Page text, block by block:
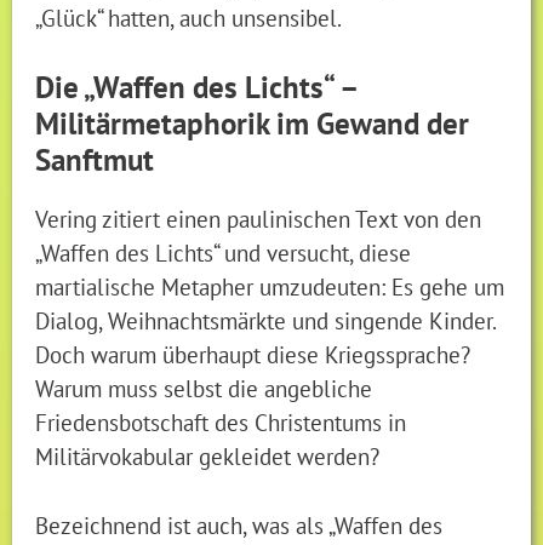
„Glück“ hatten, auch unsensibel.
Die „Waffen des Lichts“ –
Militärmetaphorik im Gewand der
Sanftmut
Vering zitiert einen paulinischen Text von den
„Waffen des Lichts“ und versucht, diese
martialische Metapher umzudeuten: Es gehe um
Dialog, Weihnachtsmärkte und singende Kinder.
Doch warum überhaupt diese Kriegssprache?
Warum muss selbst die angebliche
Friedensbotschaft des Christentums in
Militärvokabular gekleidet werden?
Bezeichnend ist auch, was als „Waffen des